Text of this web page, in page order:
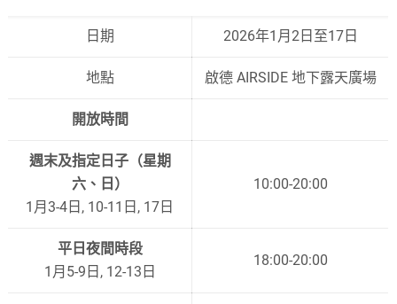
日期 2026年1月2日至17日
地點 啟德 AIRSIDE 地下露天廣場
開放時間
週末及指定日子（星期
六、日）
1月3-4日, 10-11日, 17日
10:00-20:00
平日夜間時段
1月5-9日, 12-13日
18:00-20:00